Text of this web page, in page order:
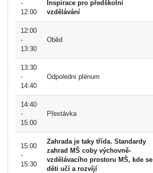
-
12:00
Inspirace pro předškolní
vzdělávání
12:00
-
13:30
Oběd
13:30
-
14:40
Odpolední plénum
14:40
-
15:00
Přestávka
15:00
-
15:30
Zahrada je taky třída. Standardy
zahrad MŠ coby výchovně-
vzdělávacího prostoru MŠ, kde se
děti učí a rozvíjí